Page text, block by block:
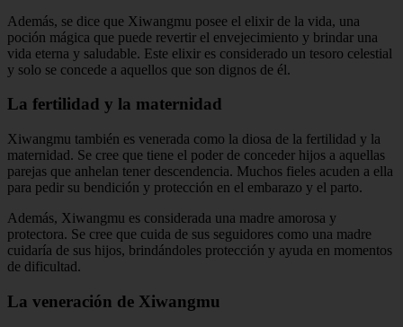
Además, se dice que Xiwangmu posee el elixir de la vida, una
poción mágica que puede revertir el envejecimiento y brindar una
vida eterna y saludable. Este elixir es considerado un tesoro celestial
y solo se concede a aquellos que son dignos de él.
La fertilidad y la maternidad
Xiwangmu también es venerada como la diosa de la fertilidad y la
maternidad. Se cree que tiene el poder de conceder hijos a aquellas
parejas que anhelan tener descendencia. Muchos fieles acuden a ella
para pedir su bendición y protección en el embarazo y el parto.
Además, Xiwangmu es considerada una madre amorosa y
protectora. Se cree que cuida de sus seguidores como una madre
cuidaría de sus hijos, brindándoles protección y ayuda en momentos
de dificultad.
La veneración de Xiwangmu